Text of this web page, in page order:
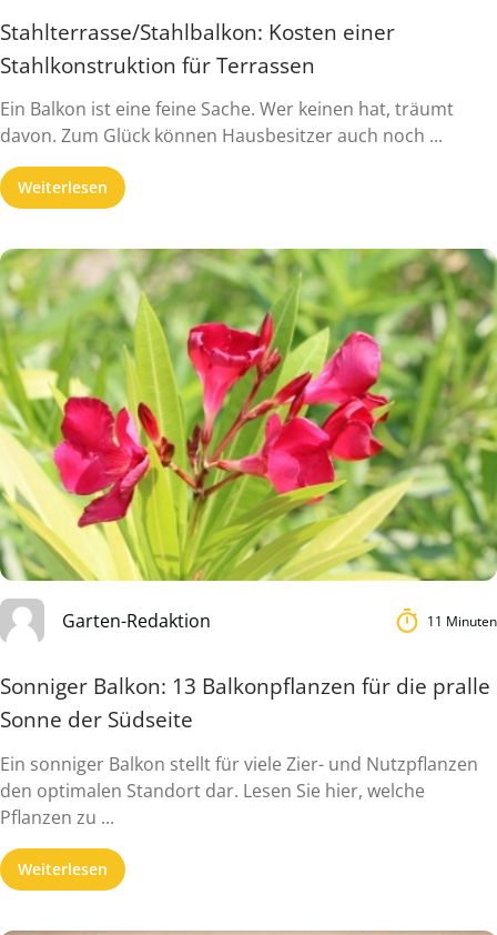
Stahlterrasse/Stahlbalkon: Kosten einer
Stahlkonstruktion für Terrassen
Ein Balkon ist eine feine Sache. Wer keinen hat, träumt
davon. Zum Glück können Hausbesitzer auch noch ...
Weiterlesen
Garten-Redaktion 11 Minuten
Sonniger Balkon: 13 Balkonpflanzen für die pralle
Sonne der Südseite
Ein sonniger Balkon stellt für viele Zier- und Nutzpflanzen
den optimalen Standort dar. Lesen Sie hier, welche
Pflanzen zu ...
Weiterlesen